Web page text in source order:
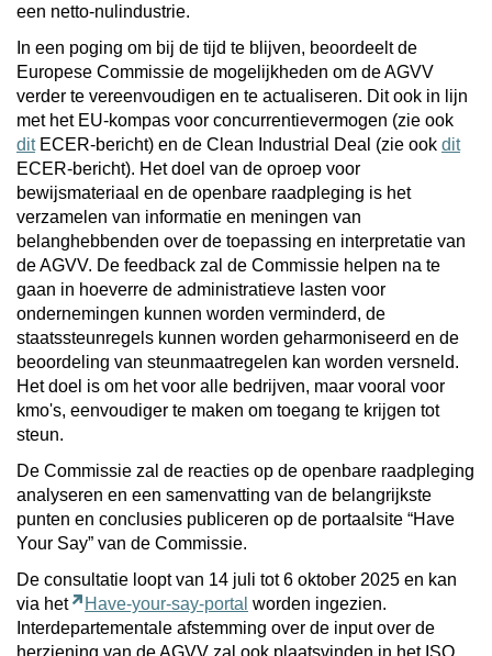
een netto-nulindustrie.
In een poging om bij de tijd te blijven, beoordeelt de
Europese Commissie de mogelijkheden om de AGVV
verder te vereenvoudigen en te actualiseren. Dit ook in lijn
met het EU-kompas voor concurrentievermogen (zie ook
ditECER-bericht) en de Clean Industrial Deal (zie ook dit
ECER-bericht). Het doel van de oproep voor
bewijsmateriaal en de openbare raadpleging is het
verzamelen van informatie en meningen van
belanghebbenden over de toepassing en interpretatie van
de AGVV. De feedback zal de Commissie helpen na te
gaan in hoeverre de administratieve lasten voor
ondernemingen kunnen worden verminderd, de
staatssteunregels kunnen worden geharmoniseerd en de
beoordeling van steunmaatregelen kan worden versneld.
Het doel is om het voor alle bedrijven, maar vooral voor
kmo's, eenvoudiger te maken om toegang te krijgen tot
steun.
De Commissie zal de reacties op de openbare raadpleging
analyseren en een samenvatting van de belangrijkste
punten en conclusies publiceren op de portaalsite “Have
Your Say” van de Commissie.
De consultatie loopt van 14 juli tot 6 oktober 2025 en kan
via het
Have-your-say-portal worden ingezien.
Interdepartementale afstemming over de input over de
herziening van de AGVV zal ook plaatsvinden in het ISO